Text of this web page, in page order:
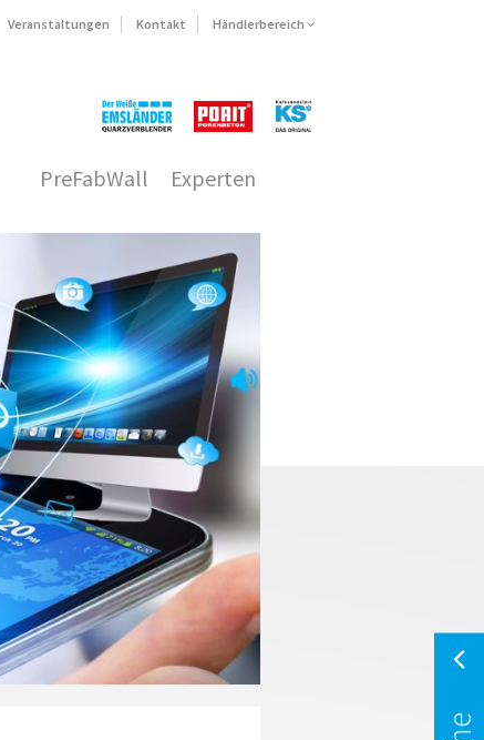
Veranstaltungen Kontakt Händlerbereich
PreFabWall Experten